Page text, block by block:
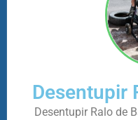
Desentupir
Desentupir Ralo de